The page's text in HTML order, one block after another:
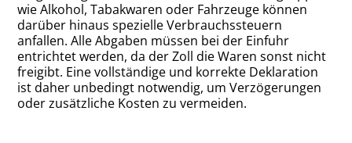
wie Alkohol, Tabakwaren oder Fahrzeuge können
darüber hinaus spezielle Verbrauchssteuern
anfallen. Alle Abgaben müssen bei der Einfuhr
entrichtet werden, da der Zoll die Waren sonst nicht
freigibt. Eine vollständige und korrekte Deklaration
ist daher unbedingt notwendig, um Verzögerungen
oder zusätzliche Kosten zu vermeiden.